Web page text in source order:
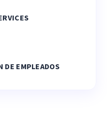
DE EMPLEADOS